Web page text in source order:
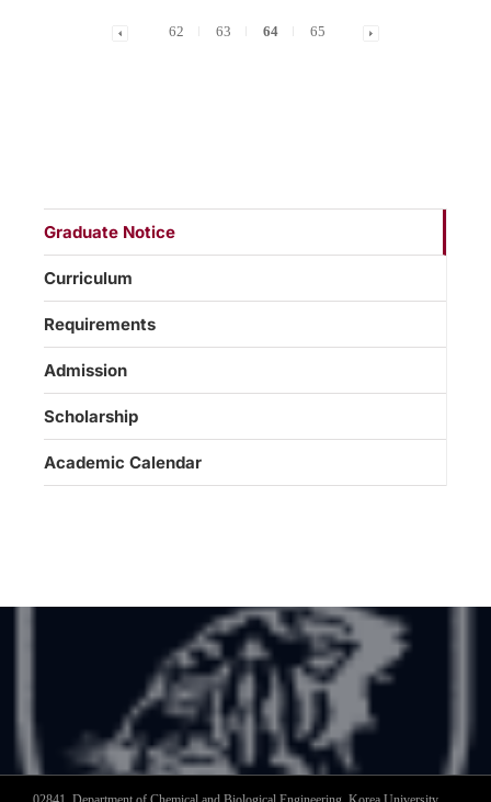
62 63 64 65
Graduate Notice
Curriculum
Requirements
Admission
Scholarship
Academic Calendar